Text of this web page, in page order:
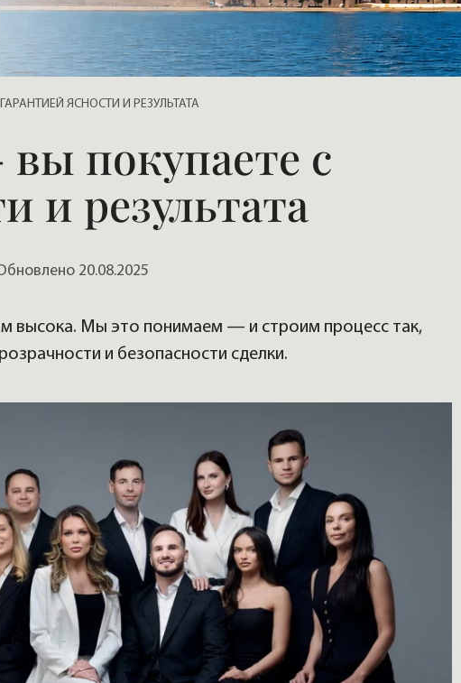
домов
ЯСНОСТИ И РЕЗУЛЬТАТА
покупаете с
и результата
20.08.2025
высока. Мы это понимаем — и строим процесс так,
и безопасности сделки.